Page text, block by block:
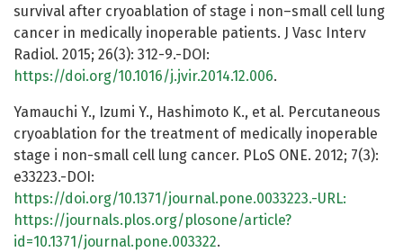
survival after cryoablation of stage i non–small cell lung
cancer in medically inoperable patients. J Vasc Interv
Radiol. 2015; 26(3): 312-9.-DOI:
https://doi.org/10.1016/j.jvir.2014.12.006.
Yamauchi Y., Izumi Y., Hashimoto K., et al. Percutaneous
cryoablation for the treatment of medically inoperable
stage i non-small cell lung cancer. PLoS ONE. 2012; 7(3):
e33223.-DOI:
https://doi.org/10.1371/journal.pone.0033223.-URL:
https://journals.plos.org/plosone/article?
id=10.1371/journal.pone.003322.